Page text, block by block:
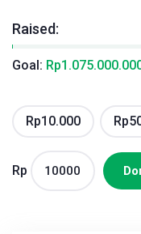
Raised:
Goal: Rp
Rp10.000 Rp
Rp